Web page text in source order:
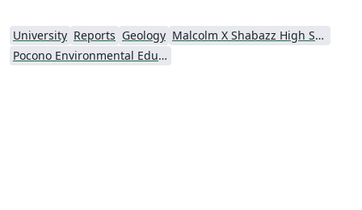
University Reports Geology
Malcolm X Shabazz High School
Pocono Environmental Education Center